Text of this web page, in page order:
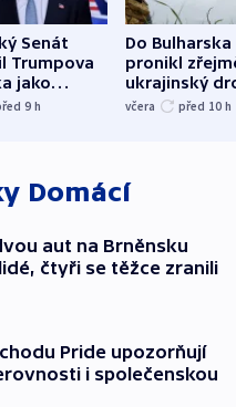
Senát
Trumpova
jako
9 h
Do Bulharska
pronikl
ukrajinský
explodoval
včera před 10 h
Domácí
aut na Brněnsku
čtyři se těžce zranili
Pride upozorňují
i společenskou